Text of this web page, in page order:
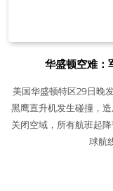
华盛顿空难：
美国华盛顿特区29日晚
黑鹰直升机发生碰撞，
关闭空域，所有航班起
球航